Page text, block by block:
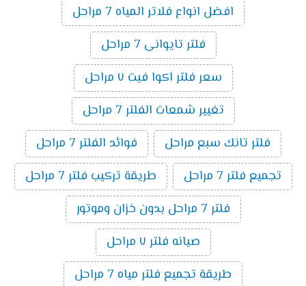
افضل انواع فلاتر المياه 7 مراحل
فلتر تايوانى 7 مراحل
سعر فلتر اكوا فيت ٧ مراحل
تغيير شمعات الفلتر 7 مراحل
فلتر تانك سبع مراحل
فوائد الفلتر 7 مراحل
تجميع فلتر 7 مراحل
طريقة تركيب فلتر 7 مراحل
فلتر 7 مراحل بدون خزان وموتور
صيانه فلتر ٧ مراحل
طريقة تجميع فلتر مياه 7 مراحل